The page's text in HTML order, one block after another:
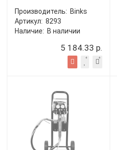
Производитель: Binks
Артикул: 8293
Наличие: В наличии
5 184.33 р.